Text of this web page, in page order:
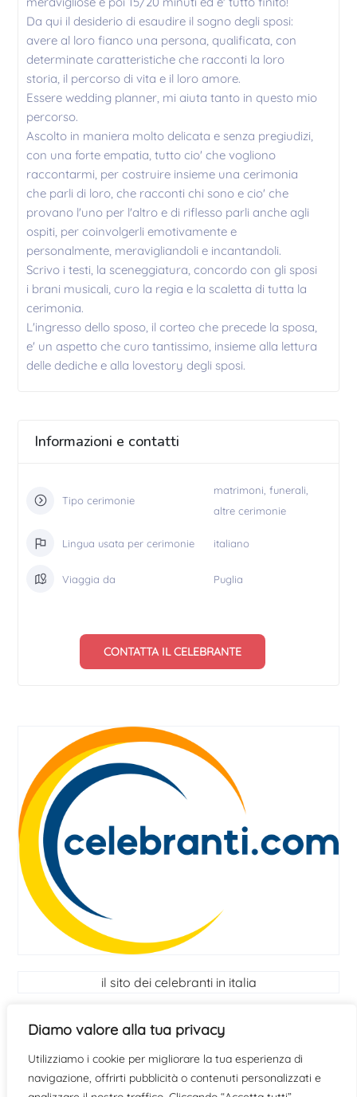
Diamo valore alla tua privacy
Utilizziamo i cookie per migliorare la tua esperienza di
navigazione, offrirti pubblicità o contenuti personalizzati e
Da qui il desiderio di esaudire il sogno degli sposi:
avere al loro fianco una persona, qualificata, con
determinate caratteristiche che racconti la loro
storia, il percorso di vita e il loro amore.
Essere wedding planner, mi aiuta tanto in questo mio
percorso.
Ascolto in maniera molto delicata e senza pregiudizi,
con una forte empatia, tutto cio' che vogliono
raccontarmi, per costruire insieme una cerimonia
che parli di loro, che racconti chi sono e cio' che
provano l'uno per l'altro e di riflesso parli anche agli
ospiti, per coinvolgerli emotivamente e
personalmente, meravigliandoli e incantandoli.
Scrivo i testi, la sceneggiatura, concordo con gli sposi
i brani musicali, curo la regia e la scaletta di tutta la
cerimonia.
L'ingresso dello sposo, il corteo che precede la sposa,
e' un aspetto che curo tantissimo, insieme alla lettura
delle dediche e alla lovestory degli sposi.
Informazioni e contatti
Tipo cerimonie
matrimoni, funerali,
altre cerimonie
Lingua usata per cerimonie italiano
Viaggia da Puglia
CONTATTA IL CELEBRANTE
il sito dei celebranti in italia
I Celebranti
scopri se hai le qualità per diventare celebrante
qui